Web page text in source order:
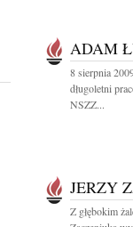
ADAM
8 sierpnia
długoletni
NSZZ...
JERZY
Z głębokim